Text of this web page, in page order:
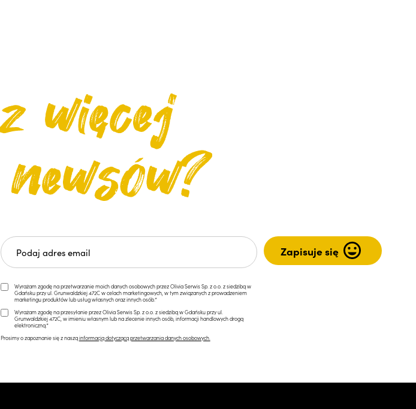
Wyrażam zgodę na przetwarzanie moich danych osobowych przez Olivia Serwis Sp. z o.o. z siedzibą w
Gdańsku przy ul. Grunwaldzkiej 472C w celach marketingowych, w tym związanych z prowadzeniem
marketingu produktów lub usług własnych oraz innych osób.*
Wyrażam zgodę na przesyłanie przez Olivia Serwis Sp. z o.o. z siedzibą w Gdańsku przy ul.
Grunwaldzkiej 472C, w imieniu własnym lub na zlecenie innych osób, informacji handlowych drogą
elektroniczną.*
Prosimy o zapoznanie się z nasząinformacją dotyczącą przetwarzania danych osobowych.